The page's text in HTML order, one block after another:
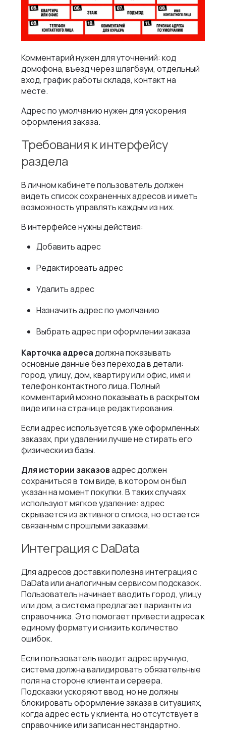
Комментарий нужен для уточнений: код
домофона, въезд через шлагбаум, отдельный
вход, график работы склада, контакт на
месте.
Адрес по умолчанию нужен для ускорения
оформления заказа.
Требования к интерфейсу
раздела
В личном кабинете пользователь должен
видеть список сохраненных адресов и иметь
возможность управлять каждым из них.
В интерфейсе нужны действия:
Добавить адрес
Редактировать адрес
Удалить адрес
Назначить адрес по умолчанию
Выбрать адрес при оформлении заказа
Карточка адресадолжна показывать
основные данные без перехода в детали:
город, улицу, дом, квартиру или офис, имя и
телефон контактного лица. Полный
комментарий можно показывать в раскрытом
виде или на странице редактирования.
Если адрес используется в уже оформленных
заказах, при удалении лучше не стирать его
физически из базы.
Для истории заказовадрес должен
сохраниться в том виде, в котором он был
указан на момент покупки. В таких случаях
используют мягкое удаление: адрес
скрывается из активного списка, но остается
связанным с прошлыми заказами.
Интеграция с DaData
Для адресов доставки полезна интеграция с
DaData или аналогичным сервисом подсказок.
Пользователь начинает вводить город, улицу
или дом, а система предлагает варианты из
справочника. Это помогает привести адреса к
единому формату и снизить количество
ошибок.
Если пользователь вводит адрес вручную,
система должна валидировать обязательные
поля на стороне клиента и сервера.
Подсказки ускоряют ввод, но не должны
блокировать оформление заказа в ситуациях,
когда адрес есть у клиента, но отсутствует в
справочнике или записан нестандартно.